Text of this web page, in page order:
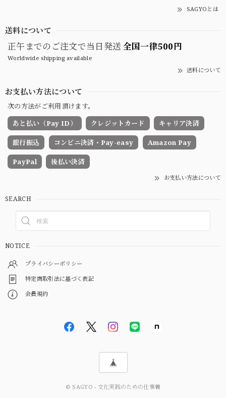
SAGYOとは
送料について
正午までのご注文で当日発送 全国一律500円
Worldwide shipping available
送料について
お支払い方法について
次の方法がご利用頂けます。
あと払い（Pay ID）
クレジットカード キャリア決済
銀行振込 コンビニ決済・Pay-easy Amazon Pay
PayPal 後払い決済
お支払い方法について
SEARCH
NOTICE
プライバシーポリシー
特定商取引法に基づく表記
会員規約
© SAGYO - 文化実践のための仕事着